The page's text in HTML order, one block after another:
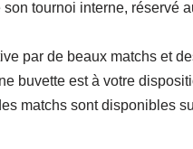
tournoi interne, réservé
par de beaux matchs et
buvette est à votre
matchs sont disponibles